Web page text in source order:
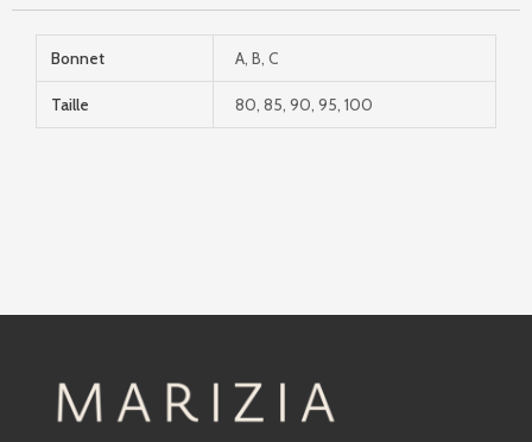
Bonnet A, B, C
Taille 80, 85, 90, 95, 100